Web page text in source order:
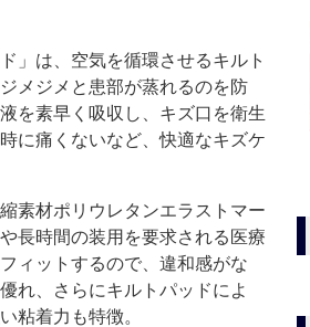
」は、空気を循環させるキルト
メジメと患部が蒸れるのを防
を素早く吸収し、キズ口を衛生
に痛くないなど、快適なキズケ
素材ポリウレタンエラストマー
長時間の装用を要求される医療
ィットするので、違和感がな
れ、さらにキルトパッドによ
粘着力も特徴。